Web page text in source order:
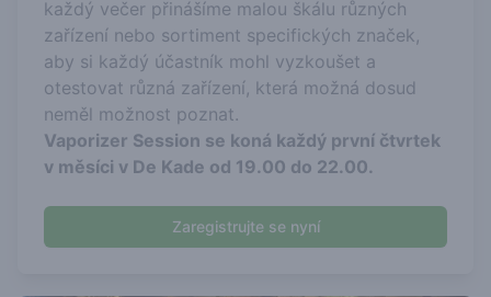
každý večer přinášíme malou škálu různých
zařízení nebo sortiment specifických značek,
aby si každý účastník mohl vyzkoušet a
otestovat různá zařízení, která možná dosud
neměl možnost poznat.
Vaporizer Session se koná každý první čtvrtek
v měsíci v De Kade od 19.00 do 22.00.
Zaregistrujte se nyní